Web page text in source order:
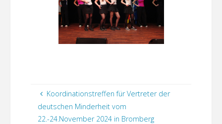
Koordinationstreffen für Vertreter der
deutschen Minderheit vom
22.-24.November 2024 in Bromberg